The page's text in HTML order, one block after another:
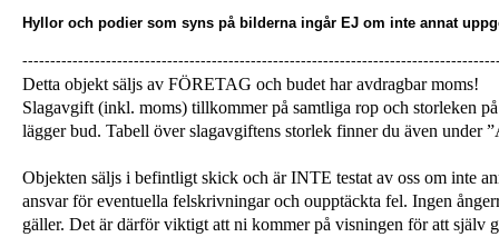
Hyllor och podier som syns på bilderna ingår EJ om inte annat
Detta objekt säljs av FÖRETAG och budet har avdragbar moms!
Slagavgift (inkl. moms) tillkommer på samtliga rop och storleken
lägger bud. Tabell över slagavgiftens storlek finner du även under
Objekten säljs i befintligt skick och är INTE testat av oss om inte
ansvar för eventuella felskrivningar och oupptäckta fel. Ingen
gäller. Det är därför viktigt att ni kommer på visningen för att själv